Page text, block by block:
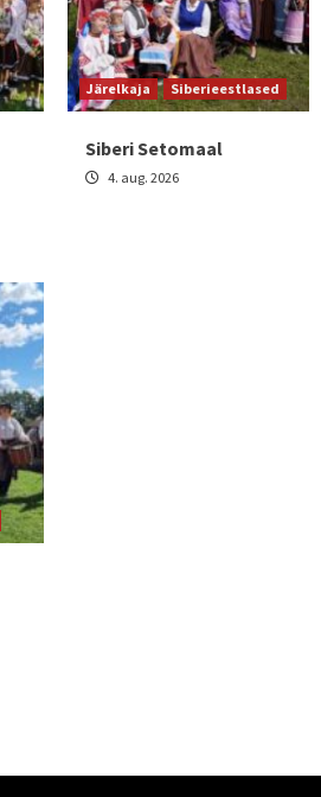
Järelkaja Siberieestlased
Siberi Setomaal
4. aug. 2026